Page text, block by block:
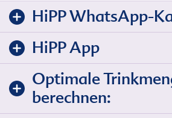
HiPP WhatsApp-
HiPP App
Optimale
berechnen: